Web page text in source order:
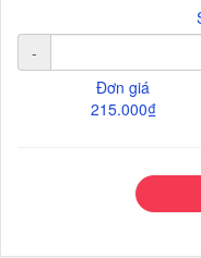
-
Đơn giá
215.000₫